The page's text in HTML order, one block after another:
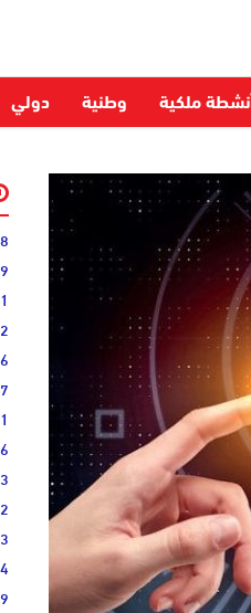
أنشطة ملكية وطنية دولي